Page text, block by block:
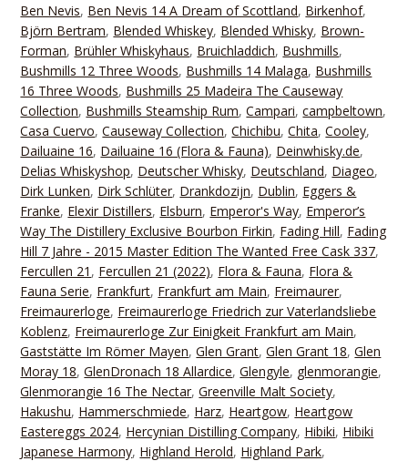
Ben Nevis, Ben Nevis 14 A Dream of Scottland, Birkenhof,
Björn Bertram, Blended Whiskey, Blended Whisky, Brown-
Forman, Brühler Whiskyhaus, Bruichladdich, Bushmills,
Bushmills 12 Three Woods, Bushmills 14 Malaga, Bushmills
16 Three Woods, Bushmills 25 Madeira The Causeway
Collection, Bushmills Steamship Rum,Campari,campbeltown,
Casa Cuervo,Causeway Collection,Chichibu,Chita,Cooley,
Dailuaine 16, Dailuaine 16 (Flora & Fauna), Deinwhisky.de,
Delias Whiskyshop, Deutscher Whisky, Deutschland, Diageo,
Dirk Lunken, Dirk Schlüter, Drankdozijn, Dublin, Eggers &
Franke, Elexir Distillers, Elsburn, Emperor's Way, Emperor’s
Way The Distillery Exclusive Bourbon Firkin, Fading Hill, Fading
Hill 7 Jahre - 2015 Master Edition The Wanted Free Cask 337,
Fercullen 21 , Fercullen 21 (2022), Flora & Fauna, Flora &
Fauna Serie, Frankfurt, Frankfurt am Main, Freimaurer,
Freimaurerloge, Freimaurerloge Friedrich zur Vaterlandsliebe
Koblenz, Freimaurerloge Zur Einigkeit Frankfurt am Main,
Gaststätte Im Römer Mayen,Glen Grant,Glen Grant 18,Glen
Moray 18,GlenDronach 18 Allardice,Glengyle, glenmorangie,
Glenmorangie 16 The Nectar,Greenville Malt Society,
Hakushu, Hammerschmiede, Harz, Heartgow, Heartgow
Eastereggs 2024, Hercynian Distilling Company, Hibiki, Hibiki
Japanese Harmony, Highland Herold, Highland Park,